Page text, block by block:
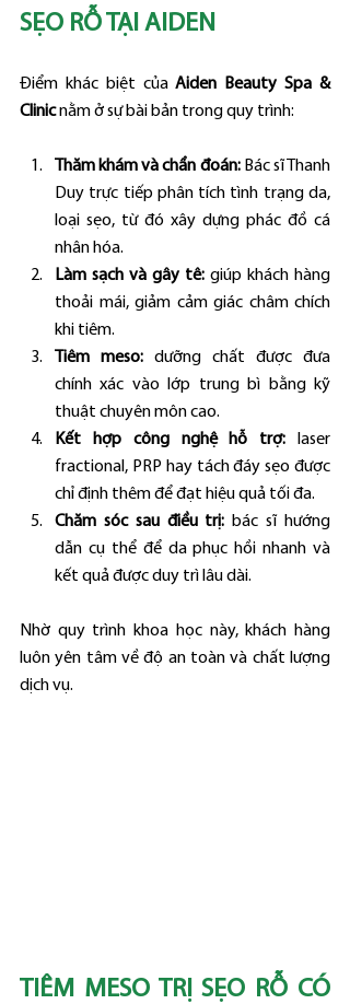
SẸO RỖ TẠI AIDEN
Điểm khác biệt của Aiden Beauty Spa &
Clinic nằm ở sự bài bản trong quy trình:
Thăm khám và chẩn đoán: Bác sĩ Thanh
Duy trực tiếp phân tích tình trạng da,
loại sẹo, từ đó xây dựng phác đồ cá
nhân hóa.
Làm sạch và gây tê: giúp khách hàng
thoải mái, giảm cảm giác châm chích
khi tiêm.
Tiêm meso: dưỡng chất được đưa
chính xác vào lớp trung bì bằng kỹ
thuật chuyên môn cao.
Kết hợp công nghệ hỗ trợ: laser
fractional, PRP hay tách đáy sẹo được
chỉ định thêm để đạt hiệu quả tối đa.
Chăm sóc sau điều trị: bác sĩ hướng
dẫn cụ thể để da phục hồi nhanh và
kết quả được duy trì lâu dài.
Nhờ quy trình khoa học này, khách hàng
luôn yên tâm về độ an toàn và chất lượng
dịch vụ.
TIÊM MESO TRỊ SẸO RỖ CÓ